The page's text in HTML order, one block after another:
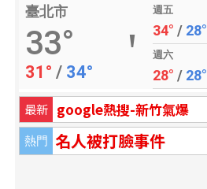
臺北市
33°
31° / 34°
週五
34° / 28°
週六
28° / 28°
最新 google熱搜-新竹氣爆
熱門 名人被打臉事件